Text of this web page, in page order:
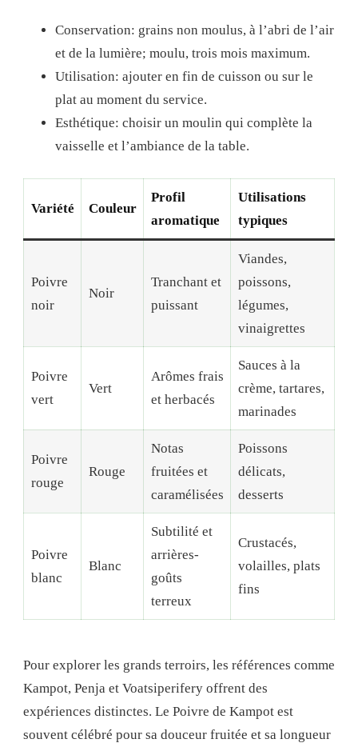
Conservation: grains non moulus, à l’abri de l’air
et de la lumière; moulu, trois mois maximum.
Utilisation: ajouter en fin de cuisson ou sur le
plat au moment du service.
Esthétique: choisir un moulin qui complète la
vaisselle et l’ambiance de la table.
Variété Couleur
Profil
aromatique
Utilisations
typiques
Poivre
noir
Noir
Tranchant et
puissant
Viandes,
poissons,
légumes,
vinaigrettes
Poivre
vert
Vert
Arômes frais
et herbacés
Sauces à la
crème, tartares,
marinades
Poivre
rouge
Rouge
Notas
fruitées et
caramélisées
Poissons
délicats,
desserts
Poivre
blanc
Blanc
Subtilité et
arrières-
goûts
terreux
Crustacés,
volailles, plats
fins
Pour explorer les grands terroirs, les références comme
Kampot, Penja et Voatsiperifery offrent des
expériences distinctes. Le Poivre de Kampot est
souvent célébré pour sa douceur fruitée et sa longueur